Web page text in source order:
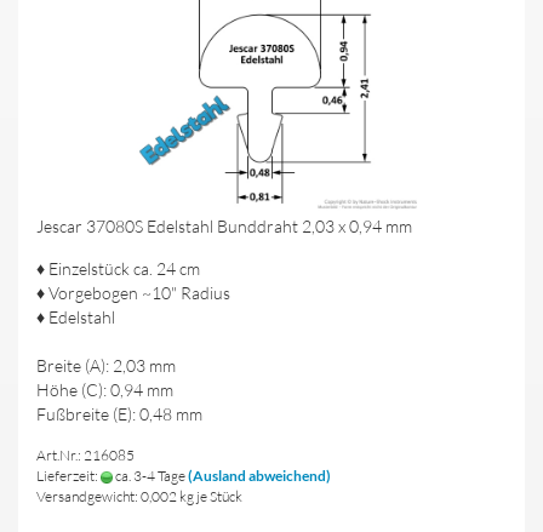
Jescar 37080S Edelstahl Bunddraht 2,03 x 0,94 mm
♦ Einzelstück ca. 24 cm
♦ Vorgebogen ~10" Radius
♦ Edelstahl
Breite (A): 2,03 mm
Höhe (C): 0,94 mm
Fußbreite (E): 0,48 mm
Art.Nr.: 216085
Lieferzeit:
ca. 3-4 Tage(Ausland abweichend)
Versandgewicht: 0,002 kg je Stück